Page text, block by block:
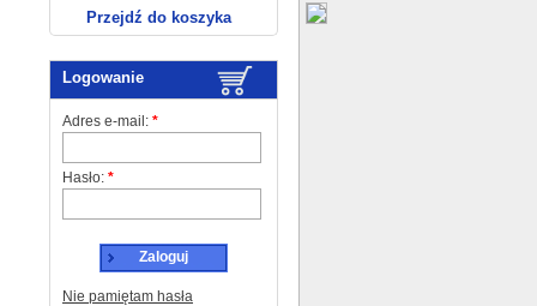
Przejdź do koszyka
Logowanie
Adres e-mail: *
Hasło: *
Zaloguj
Nie pamiętam hasła